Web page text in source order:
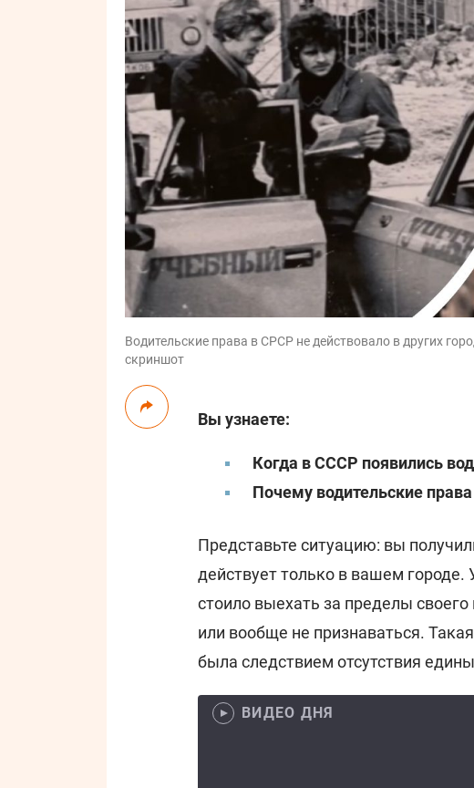
Водительские права в СРСР не действовало в других
скриншот
Вы узнаете:
Когда в СССР появились
Почему водительские
Представьте ситуацию: вы
действует только в вашем
стоило выехать за пределы
или вообще не признаваться.
была следствием отсутствия
ВИДЕО ДНЯ